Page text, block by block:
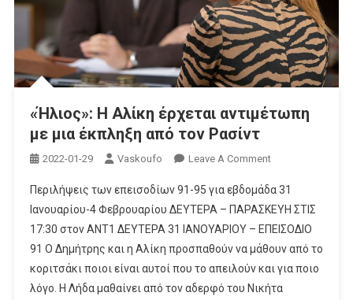
«Ήλιος»: Η Αλίκη έρχεται αντιμέτωπη
με μια έκπληξη από τον Ρασίντ
2022-01-29 Vaskoufo Leave A CommentOn
Η
Αλίκη
Έρχεται
Αντιμέτωπη
Με
Μια
Περιλήψεις των επεισοδίων 91-95 για εβδομάδα 31
Ιανουαρίου-4 Φεβρουαρίου ΔΕΥΤΕΡΑ – ΠΑΡΑΣΚΕΥΗ ΣΤΙΣ
17:30 στον ANT1 ΔΕΥΤΕΡΑ 31 ΙΑΝΟΥΑΡΙΟΥ – ΕΠΕΙΣΟΔΙΟ
91 Ο Δημήτρης και η Αλίκη προσπαθούν να μάθουν από το
κοριτσάκι ποιοι είναι αυτοί που το απειλούν και για ποιο
λόγο. Η Λήδα μαθαίνει από τον αδερφό του Νικήτα